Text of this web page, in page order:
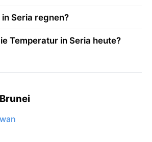
Seria regnen?
Temperatur in Seria heute?